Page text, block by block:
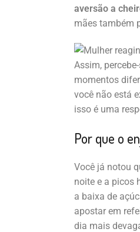
aversão a
mães também
Assim,
momentos
você não está
isso é uma
Por que o
Você já notou
noite e a picos
a baixa de
apostar em
dia mais